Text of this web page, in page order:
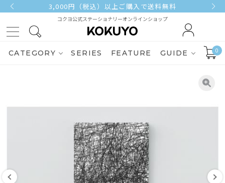
3,000円（税込）以上ご購入で送料無料
コクヨ公式ステーショナリーオンラインショップ
CATEGORY SERIES FEATURE GUIDE 0